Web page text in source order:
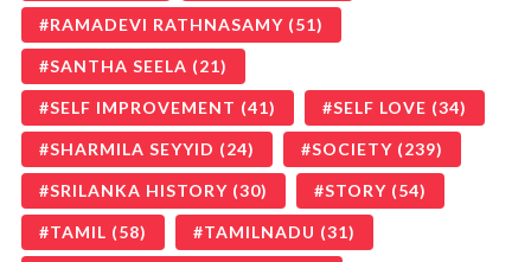
RAMADEVI RATHNASAMY (51)
SANTHA SEELA (21)
SELF IMPROVEMENT (41) SELF LOVE (34)
SHARMILA SEYYID (24) SOCIETY (239)
SRILANKA HISTORY (30) STORY (54)
TAMIL (58) TAMILNADU (31)